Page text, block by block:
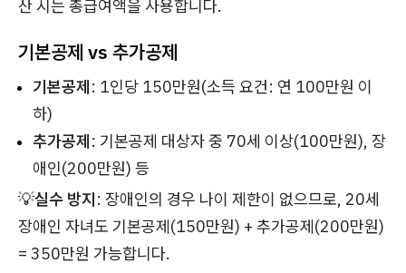
산 시는 총급여액을 사용합니다.
기본공제 vs 추가공제
기본공제: 1인당 150만원(소득 요건: 연 100만원 이
하)
추가공제: 기본공제 대상자 중 70세 이상(100만원), 장
애인(200만원) 등
💡실수 방지: 장애인의 경우 나이 제한이 없으므로, 20세
장애인 자녀도 기본공제(150만원) + 추가공제(200만원)
= 350만원 가능합니다.